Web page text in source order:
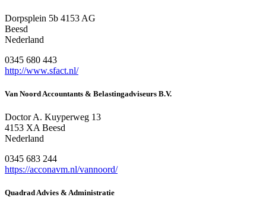
Dorpsplein 5b 4153 AG
Beesd
Nederland
0345 680 443
http://www.sfact.nl/
Van Noord Accountants & Belastingadviseurs B.V.
Doctor A. Kuyperweg 13
4153 XA Beesd
Nederland
0345 683 244
https://acconavm.nl/vannoord/
Quadrad Advies & Administratie